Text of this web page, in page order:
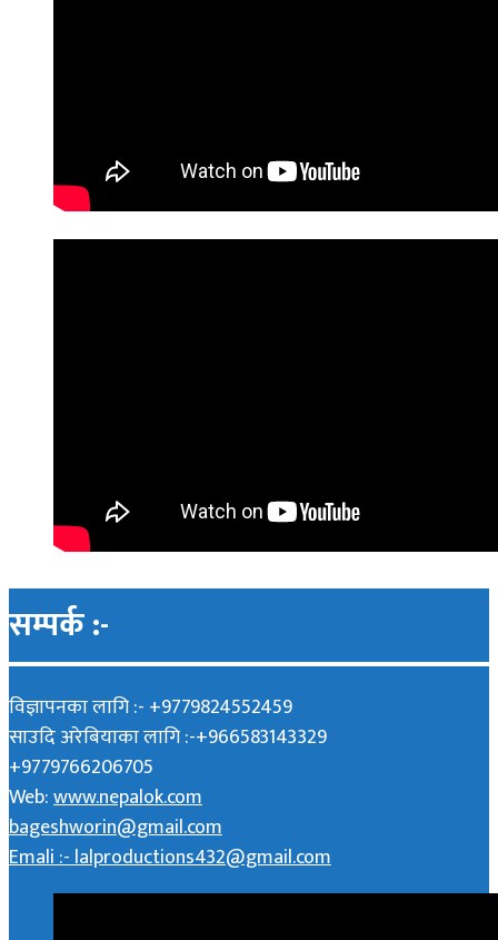
सम्पर्क :-
विज्ञापनका लागि :- +9779824552459
साउदि अरेबियाका लागि :-+966583143329
+9779766206705
Web:www.nepalok.com
bageshworin@gmail.com
Emali :- lalproductions432@gmail.com